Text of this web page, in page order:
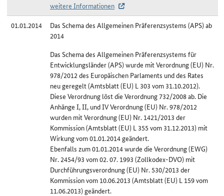
weitere Informationen
01.01.2014
Das Schema des Allgemeinen Präferenzsystems (APS) ab
2014
Das Schema des Allgemeinen Präferenzsystems für
Entwicklungsländer (APS) wurde mit Verordnung (EU) Nr.
978/2012 des Europäischen Parlaments und des Rates
neu geregelt (Amtsblatt (EU) L 303 vom 31.10.2012).
Diese Verordnung löst die Verordnung 732/2008 ab. Die
Anhänge I, II, und IV Verordnung (EU) Nr. 978/2012
wurden mit Verordnung (EU) Nr. 1421/2013 der
Kommission (Amtsblatt (EU) L 355 vom 31.12.2013) mit
Wirkung vom 01.01.2014 geändert.
Ebenfalls zum 01.01.2014 wurde die Verordnung (EWG)
Nr. 2454/93 vom 02. 07. 1993 (Zollkodex-DVO) mit
Durchführungsverordnung (EU) Nr. 530/2013 der
Kommission vom 10.06.2013 (Amtsblatt (EU) L 159 vom
11.06.2013) geändert.